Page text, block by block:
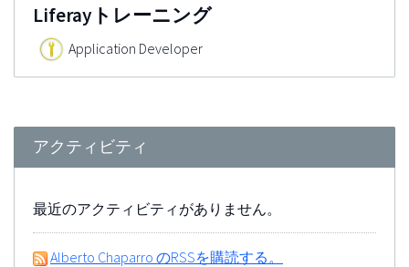
Liferayトレーニング
Application Developer
アクティビティ
最近のアクティビティがありません。
Alberto Chaparro のRSSを購読する。